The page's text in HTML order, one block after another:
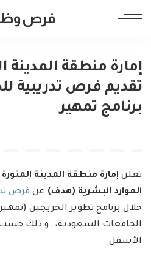
فرص
إمارة منطقة المدينة
تقديم فرص تدريبية
برنامج تمهير
تعلن إمارة منطقة المدينة المنورة
الموارد البشرية (هدف) عن فرص
خلال برنامج تطوير الخريجين
الجامعات السعودية، , و ذلك
الأسفل